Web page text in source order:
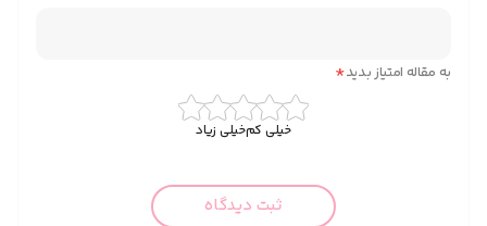
به مقاله امتیاز بدید*
خیلی کمخیلی زیاد
ثبت دیدگاه